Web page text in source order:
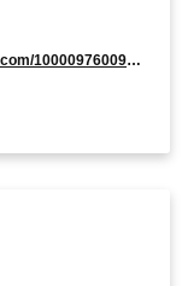
https://www.facebook.com/100009760095677